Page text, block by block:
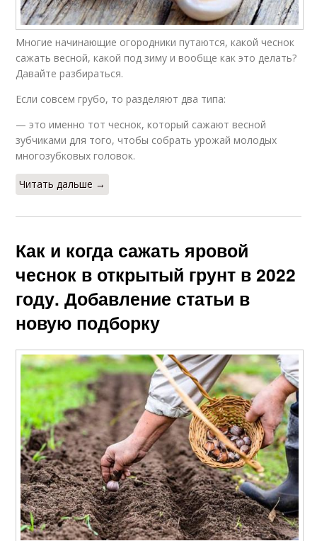
Многие начинающие огородники путаются, какой чеснок
сажать весной, какой под зиму и вообще как это делать?
Давайте разбираться.
Если совсем грубо, то разделяют два типа:
— это именно тот чеснок, который сажают весной
зубчиками для того, чтобы собрать урожай молодых
многозубковых головок.
Читать дальше →
Как и когда сажать яровой
чеснок в открытый грунт в 2022
году. Добавление статьи в
новую подборку